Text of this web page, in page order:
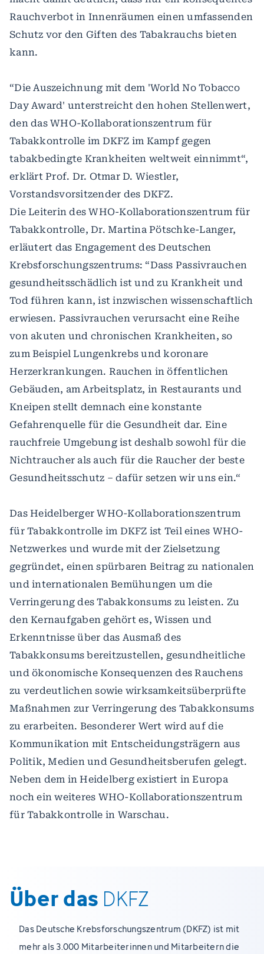
Rauchverbot in Innenräumen einen umfassenden
Schutz vor den Giften des Tabakrauchs bieten
kann.
“Die Auszeichnung mit dem 'World No Tobacco
Day Award' unterstreicht den hohen Stellenwert,
den das WHO-Kollaborationszentrum für
Tabakkontrolle im DKFZ im Kampf gegen
tabakbedingte Krankheiten weltweit einnimmt“,
erklärt Prof. Dr. Otmar D. Wiestler,
Vorstandsvorsitzender des DKFZ.
Die Leiterin des WHO-Kollaborationszentrum für
Tabakkontrolle, Dr. Martina Pötschke-Langer,
erläutert das Engagement des Deutschen
Krebsforschungszentrums: “Dass Passivrauchen
gesundheitsschädlich ist und zu Krankheit und
Tod führen kann, ist inzwischen wissenschaftlich
erwiesen. Passivrauchen verursacht eine Reihe
von akuten und chronischen Krankheiten, so
zum Beispiel Lungenkrebs und koronare
Herzerkrankungen. Rauchen in öffentlichen
Gebäuden, am Arbeitsplatz, in Restaurants und
Kneipen stellt demnach eine konstante
Gefahrenquelle für die Gesundheit dar. Eine
rauchfreie Umgebung ist deshalb sowohl für die
Nichtraucher als auch für die Raucher der beste
Gesundheitsschutz – dafür setzen wir uns ein.“
Das Heidelberger WHO-Kollaborationszentrum
für Tabakkontrolle im DKFZ ist Teil eines WHO-
Netzwerkes und wurde mit der Zielsetzung
gegründet, einen spürbaren Beitrag zu nationalen
und internationalen Bemühungen um die
Verringerung des Tabakkonsums zu leisten. Zu
den Kernaufgaben gehört es, Wissen und
Erkenntnisse über das Ausmaß des
Tabakkonsums bereitzustellen, gesundheitliche
und ökonomische Konsequenzen des Rauchens
zu verdeutlichen sowie wirksamkeitsüberprüfte
Maßnahmen zur Verringerung des Tabakkonsums
zu erarbeiten. Besonderer Wert wird auf die
Kommunikation mit Entscheidungsträgern aus
Politik, Medien und Gesundheitsberufen gelegt.
Neben dem in Heidelberg existiert in Europa
noch ein weiteres WHO-Kollaborationszentrum
für Tabakkontrolle in Warschau.
Über das DKFZ
Das Deutsche Krebsforschungszentrum (DKFZ) ist mit
mehr als 3.000 Mitarbeiterinnen und Mitarbeitern die